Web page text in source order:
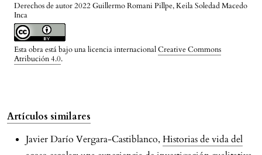
Derechos de autor 2022 Guillermo Romani Pillpe, Keila Soledad Macedo
Inca
Esta obra está bajo una licencia internacionalCreative Commons
Atribución 4.0.
Artículos similares
Javier Darío Vergara-Castiblanco, Historias de vida del